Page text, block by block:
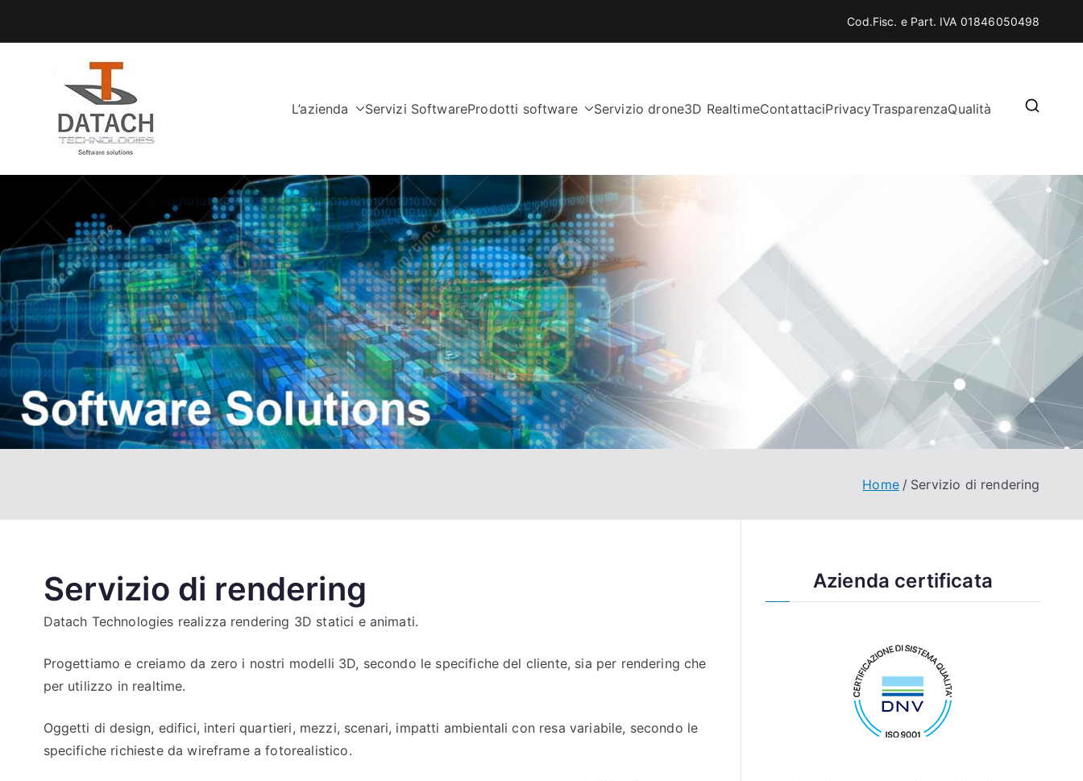
Cod.Fisc. e Part. IVA 01846050498
L’azienda Servizi SoftwareProdotti software Servizio drone3D RealtimeContattaciPrivacyTrasparenzaQualità
Home Servizio di rendering
Servizio di rendering
Datach Technologies realizza rendering 3D statici e animati.
Progettiamo e creiamo da zero i nostri modelli 3D, secondo le specifiche del cliente, sia per rendering che
per utilizzo in realtime.
Oggetti di design, edifici, interi quartieri, mezzi, scenari, impatti ambientali con resa variabile, secondo le
specifiche richieste da wireframe a fotorealistico.
Azienda certificata